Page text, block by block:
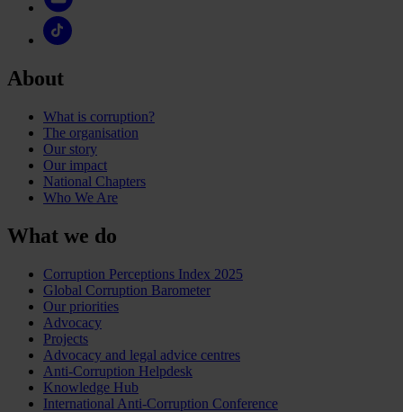
About
What is corruption?
The organisation
Our story
Our impact
National Chapters
Who We Are
What we do
Corruption Perceptions Index 2025
Global Corruption Barometer
Our priorities
Advocacy
Projects
Advocacy and legal advice centres
Anti-Corruption Helpdesk
Knowledge Hub
International Anti-Corruption Conference